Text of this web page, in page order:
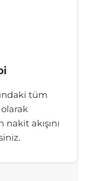
tüm
akışını